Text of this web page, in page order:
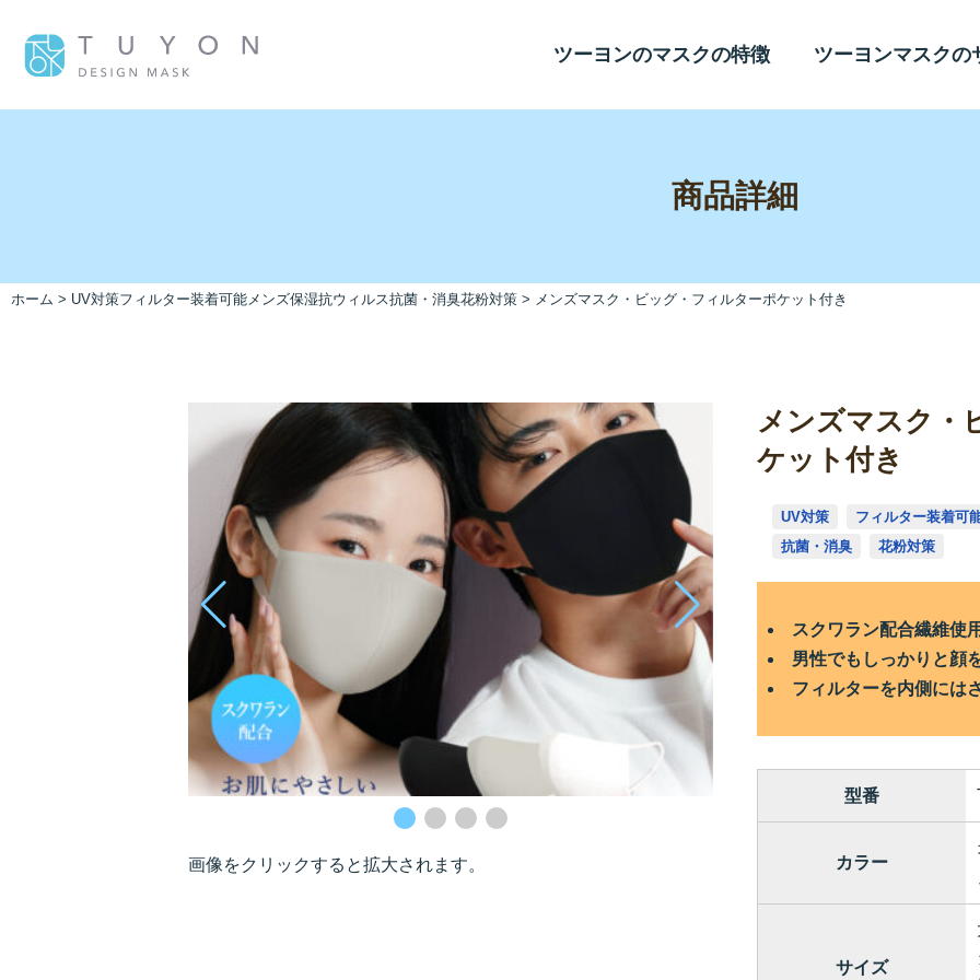
ツーヨンのマスクの特徴 ツーヨンマスクの
商品詳細
ホーム > UV対策フィルター装着可能 メンズ保湿抗ウィルス抗菌・消臭花粉対策 > メンズマスク・ビッグ・フィルターポケット付き
画像をクリックすると拡大されます。
メンズマスク・
ケット付き
UV対策
フィルター装着可
抗菌・消臭
花粉対策
スクワラン配合繊維使
男性でもしっかりと顔
フィルターを内側には
型番
カラー
サイズ